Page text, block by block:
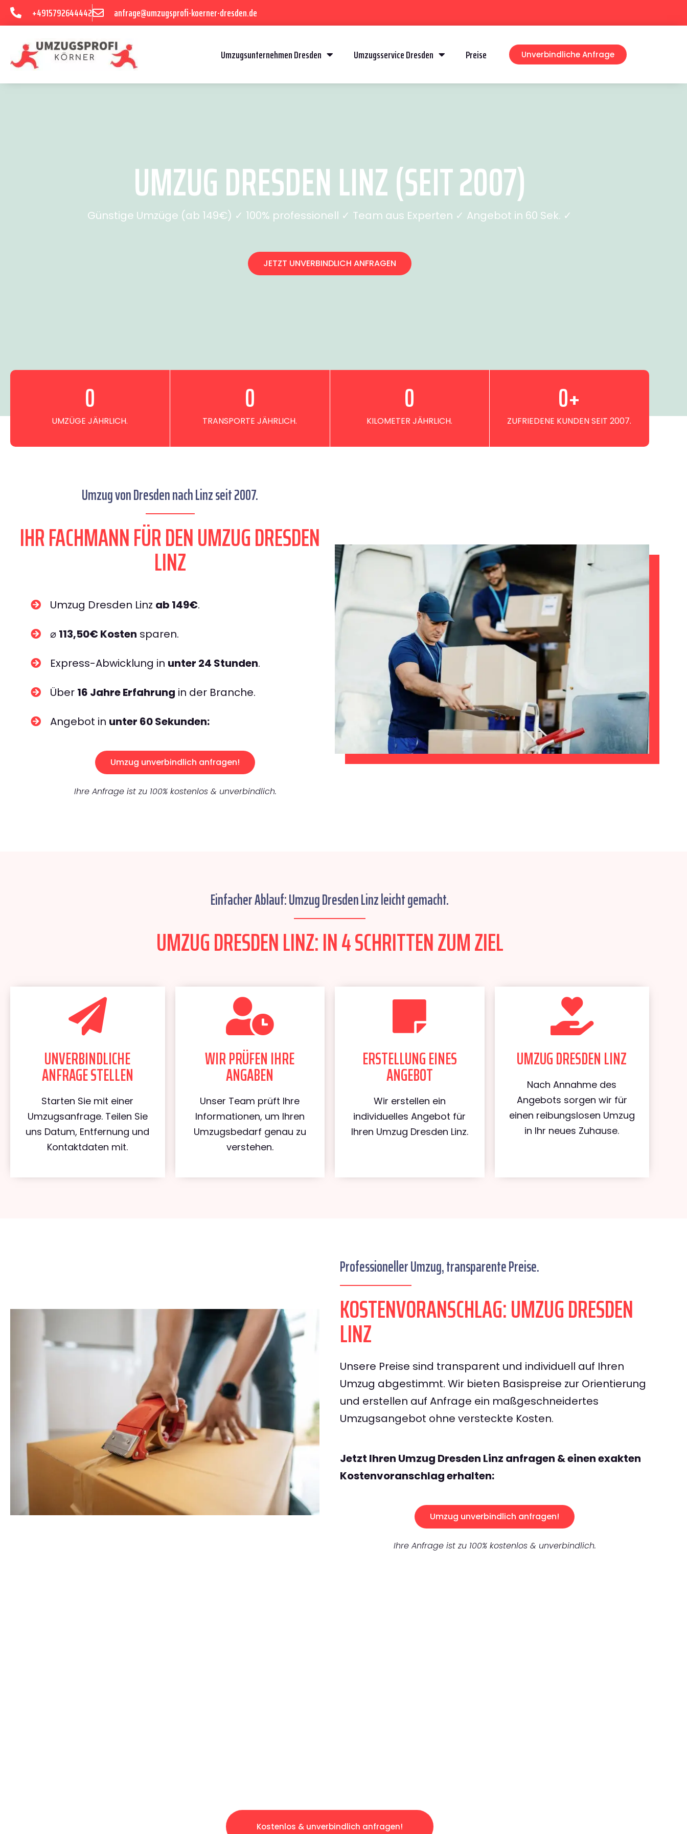
+4915792644442 anfrage@umzugsprofi-koerner-dresden.de
Umzugsunternehmen Dresden Umzugsservice Dresden Preise Unverbindliche Anfrage
UMZUG DRESDEN LINZ (SEIT 2007)
Günstige Umzüge (ab 149€) ✓ 100% professionell ✓ Team aus Experten ✓ Angebot in 60 Sek. ✓
JETZT UNVERBINDLICH ANFRAGEN
UMZÜGE JÄHRLICH.
0
TRANSPORTE JÄHRLICH.
0
KILOMETER JÄHRLICH.
0
ZUFRIEDENE KUNDEN SEIT 2007.
0+
Umzug von Dresden nach Linz seit 2007.
IHR FACHMANN FÜR DEN UMZUG DRESDEN
LINZ
Umzug Dresden Linz ab 149€.
⌀ 113,50€ Kosten sparen.
Express-Abwicklung in unter 24 Stunden.
Über 16 Jahre Erfahrung in der Branche.
Angebot in unter 60 Sekunden:
Umzug unverbindlich anfragen!
Ihre Anfrage ist zu 100% kostenlos & unverbindlich.
Einfacher Ablauf: Umzug Dresden Linz leicht gemacht.
UMZUG DRESDEN LINZ: IN 4 SCHRITTEN ZUM ZIEL
UNVERBINDLICHE
ANFRAGE STELLEN
Starten Sie mit einer
Umzugsanfrage. Teilen Sie
uns Datum, Entfernung und
Kontaktdaten mit.
WIR PRÜFEN IHRE
ANGABEN
Unser Team prüft Ihre
Informationen, um Ihren
Umzugsbedarf genau zu
verstehen.
ERSTELLUNG EINES
ANGEBOT
Wir erstellen ein
individuelles Angebot für
Ihren Umzug Dresden Linz.
UMZUG DRESDEN LINZ
Nach Annahme des
Angebots sorgen wir für
einen reibungslosen Umzug
in Ihr neues Zuhause.
Professioneller Umzug, transparente Preise.
KOSTENVORANSCHLAG: UMZUG DRESDEN
LINZ
Unsere Preise sind transparent und individuell auf Ihren
Umzug abgestimmt. Wir bieten Basispreise zur Orientierung
und erstellen auf Anfrage ein maßgeschneidertes
Umzugsangebot ohne versteckte Kosten.
Jetzt Ihren Umzug Dresden Linz anfragen & einen exakten
Kostenvoranschlag erhalten:
Umzug unverbindlich anfragen!
Ihre Anfrage ist zu 100% kostenlos & unverbindlich.
Kostenlos & unverbindlich anfragen!